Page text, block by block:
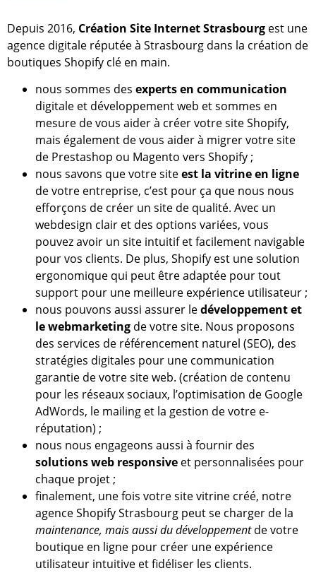
Depuis 2016, Création Site Internet Strasbourg est une
agence digitale réputée à Strasbourg dans la création de
boutiques Shopify clé en main.
nous sommes des experts en communication
digitale et développement web et sommes en
mesure de vous aider à créer votre site Shopify,
mais également de vous aider à migrer votre site
de Prestashop ou Magento vers Shopify ;
nous savons que votre siteest la vitrine en ligne
de votre entreprise, c’est pour ça que nous nous
efforçons de créer un site de qualité. Avec un
webdesign clair et des options variées, vous
pouvez avoir un site intuitif et facilement navigable
pour vos clients. De plus, Shopify est une solution
ergonomique qui peut être adaptée pour tout
support pour une meilleure expérience utilisateur ;
nous pouvons aussi assurer ledéveloppement et
le webmarketing de votre site. Nous proposons
des services de référencement naturel (SEO), des
stratégies digitales pour une communication
garantie de votre site web. (création de contenu
pour les réseaux sociaux, l’optimisation de Google
AdWords, le mailing et la gestion de votre e-
réputation) ;
nous nous engageons aussi à fournir des
solutions web responsive et personnalisées pour
chaque projet ;
finalement, une fois votre site vitrine créé, notre
agence Shopify Strasbourg peut se charger de la
maintenance, mais aussi du développementde votre
boutique en ligne pour créer une expérience
utilisateur intuitive et fidéliser les clients.